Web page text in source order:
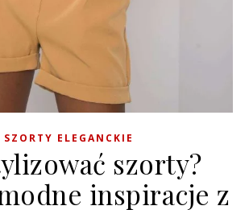
SZORTY ELEGANCKIE
szorty?
inspiracje z